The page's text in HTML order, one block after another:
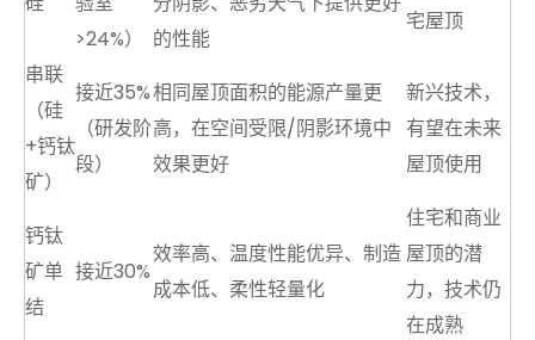
>24%）
的性能
宅屋顶
串联
（硅
+钙钛
矿）
接近35%
（研发阶
段）
相同屋顶面积的能源产量更
高，在空间受限/阴影环境中
效果更好
新兴技术，
有望在未来
屋顶使用
钙钛
矿单
结
接近30%
效率高、温度性能优异、制造
成本低、柔性轻量化
住宅和商业
屋顶的潜
力，技术仍
在成熟